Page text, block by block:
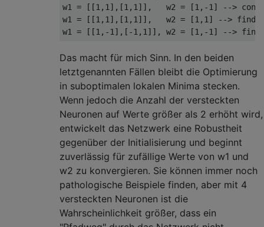
w1 = [[1,1],[1,1]],   w2 = [1,-1] -->
w1 = [[1,1],[1,1]],   w2 = [1,1] --> finds
Das macht für mich Sinn. In den beiden
letztgenannten Fällen bleibt die Optimierung
in suboptimalen lokalen Minima stecken.
Wenn jedoch die Anzahl der versteckten
Neuronen auf Werte größer als 2 erhöht wird,
entwickelt das Netzwerk eine Robustheit
gegenüber der Initialisierung und beginnt
zuverlässig für zufällige Werte von w1 und
w2 zu konvergieren. Sie können immer noch
pathologische Beispiele finden, aber mit 4
versteckten Neuronen ist die
Wahrscheinlichkeit größer, dass ein